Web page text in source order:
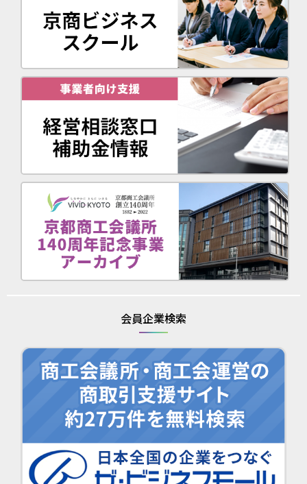
会員企業検索